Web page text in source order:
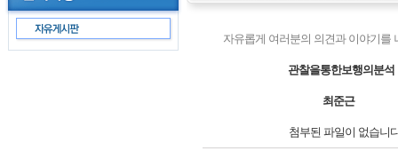
자유롭게 여러분의 의견과 이야기를
관찰을통한보행의분석
최준근
첨부된 파일이 없습니